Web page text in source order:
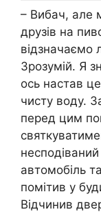
– Вибач, але
друзів на
відзначаємо
Зрозумій. Я
ось настав
чисту воду.
перед цим
автомобіль
помітив у
Відчинив